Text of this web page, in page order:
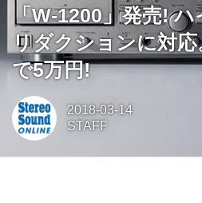
「W-1200」発売!
リダクションに対
で5万円!
2018-03-14
STAFF